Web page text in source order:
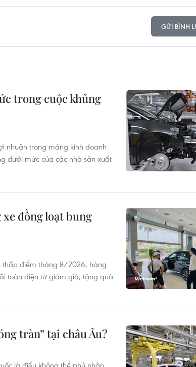
GỬI BÌNH
trong cuộc khủng
nhuận trong mảng kinh doanh
dưới mức của các nhà sản xuất
đồng loạt bung
điểm tháng 8/2026, hàng
toàn diện từ giảm giá, tặng quà
tràn” tại châu Âu?
là điều không thể phủ nhận,